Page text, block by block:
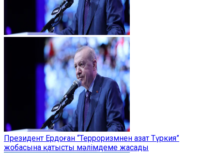
Президент Ердоған “Терроризмнен азат Түркия”
жобасына қатысты мәлімдеме жасады